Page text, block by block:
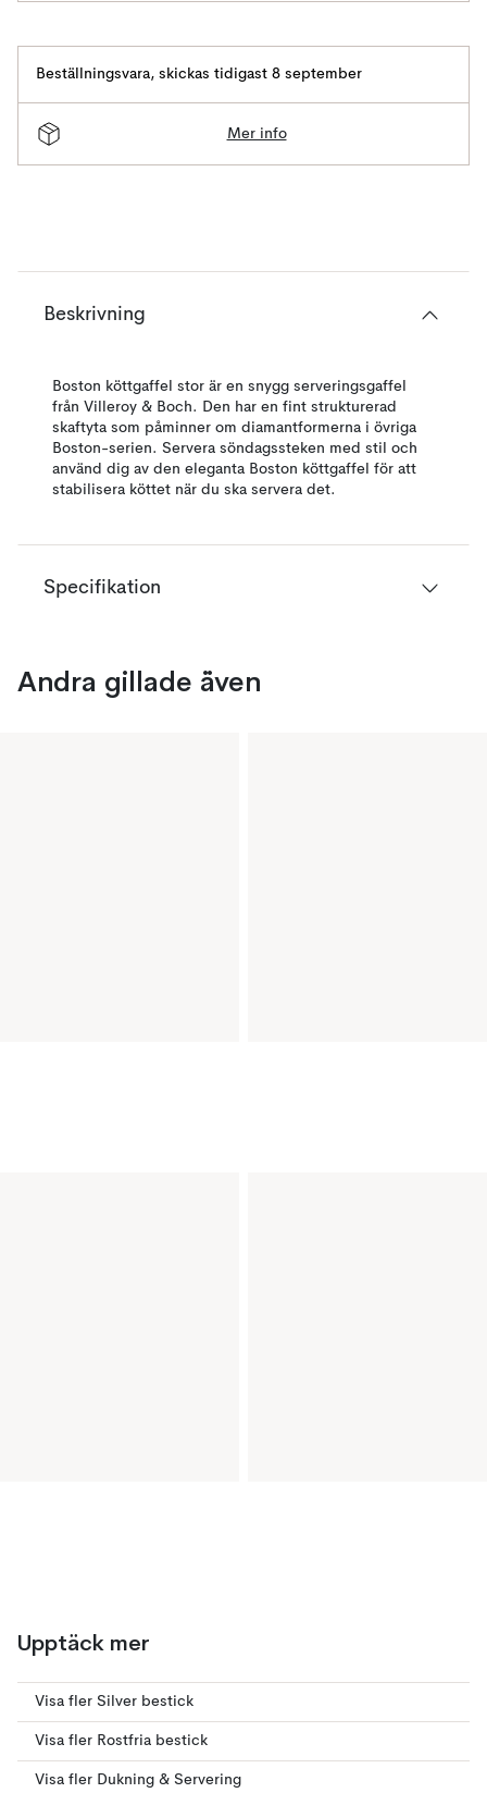
Beställningsvara, skickas tidigast 8 september
Mer info
Beskrivning
Boston köttgaffel stor är en snygg serveringsgaffel
från Villeroy & Boch. Den har en fint strukturerad
skaftyta som påminner om diamantformerna i övriga
Boston-serien. Servera söndagssteken med stil och
använd dig av den eleganta Boston köttgaffel för att
stabilisera köttet när du ska servera det.
Specifikation
Andra gillade även
Upptäck mer
Visa fler Silver bestick
Visa fler Rostfria bestick
Visa fler Dukning & Servering